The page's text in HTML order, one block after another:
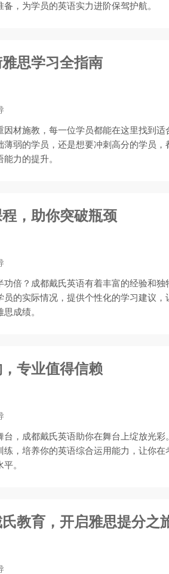
，为学员的英语实力进阶保驾护航。
思学习全指南
因材施教，每一位学员都能在这里找到适
薄弱的学员，还是想要冲刺高分的学员，
力的提升。
，助你突破瓶颈
倍？成都戴氏英语有着丰富的经验和独
的实际情况，提供个性化的学习建议，
成绩。
专业值得信赖
，成都戴氏英语助你在舞台上绽放光彩。
练，培养你的英语综合运用能力，让你在
。
教育，开启雅思提分之